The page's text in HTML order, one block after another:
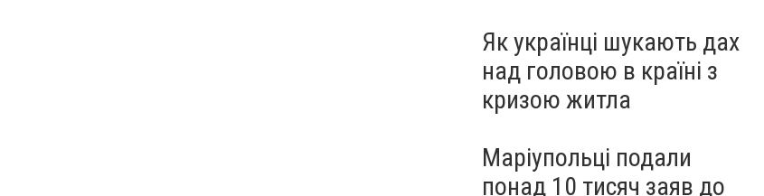
Як українці шукають дах
над головою в країні з
кризою житла
Маріупольці подали
понад 10 тисяч заяв до